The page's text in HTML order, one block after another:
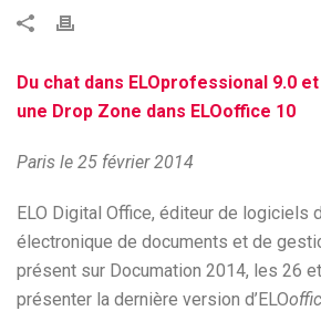
Du chat dans ELOprofessional 9.0
une Drop Zone dans ELOoffice 10
Paris le 25 février 2014
ELO Digital Office, éditeur de logiciels
électronique de documents et de
présent sur Documation 2014, les 26
présenter la dernière version d’ELO